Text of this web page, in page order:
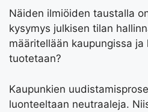
Näiden ilmiöiden taustalla
kysymys julkisen tilan
määritellään kaupungissa
tuotetaan?
Kaupunkien
luonteeltaan neutraaleja.